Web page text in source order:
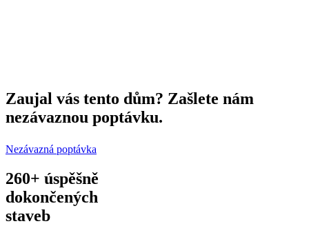
Zaujal vás tento dům? Zašlete nám
nezávaznou poptávku.
Nezávazná poptávka
260+ úspěšně
dokončených
staveb